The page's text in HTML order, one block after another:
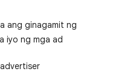
ang ginagamit ng
iyo ng mga ad